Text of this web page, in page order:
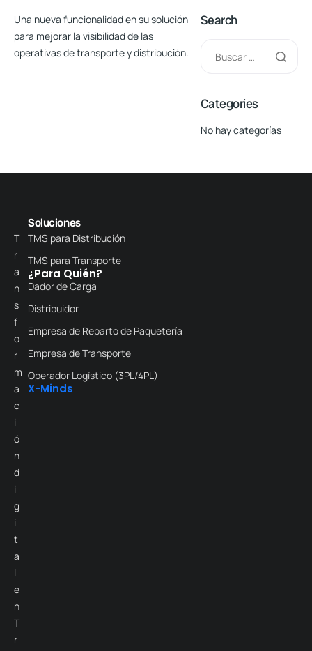
Una nueva funcionalidad en su solución
para mejorar la visibilidadde las
operativas de transporte y distribución.
Search
Categories
No hay categorías
T
r
a
n
s
f
o
r
m
a
c
i
ó
n
d
i
g
i
t
a
l
e
n
T
r
Soluciones
TMS para Distribución
TMS para Transporte
¿Para Quién?
Dador de Carga
Distribuidor
Empresa de Reparto de Paquetería
Empresa de Transporte
Operador Logístico (3PL/4PL)
X-Minds